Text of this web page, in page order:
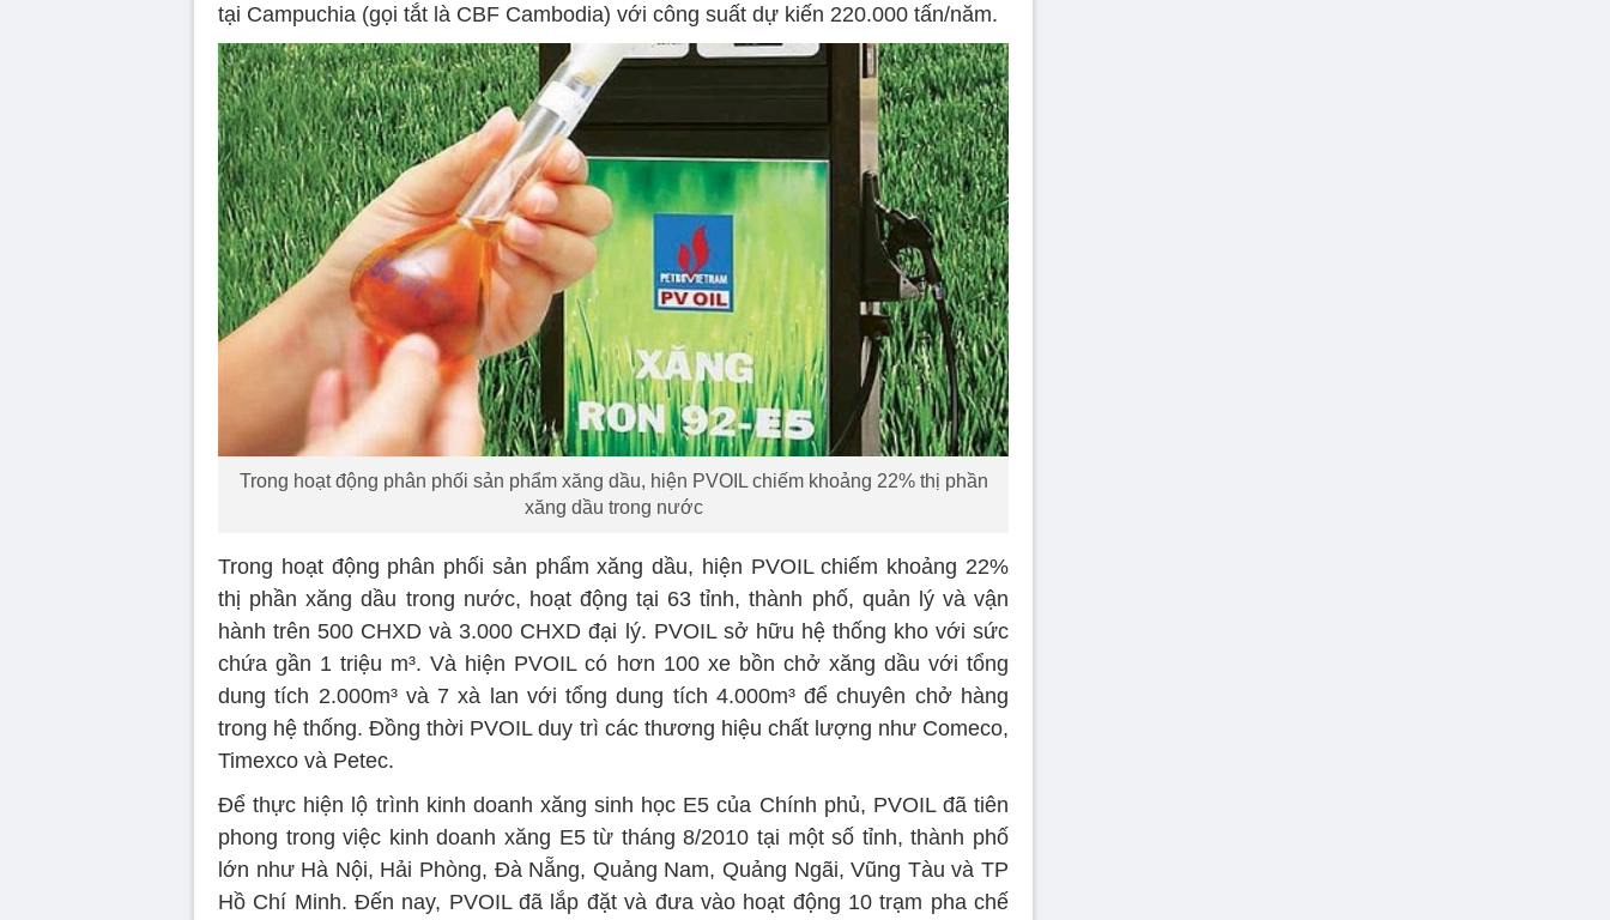
tại Campuchia (gọi tắt là CBF Cambodia) với công suất dự kiến 220.000 tấn/năm.
Trong hoạt động phân phối sản phẩm xăng dầu, hiện PVOIL chiếm khoảng 22% thị phần
xăng dầu trong nước
Trong hoạt động phân phối sản phẩm xăng dầu, hiện PVOIL chiếm khoảng 22%
thị phần xăng dầu trong nước, hoạt động tại 63 tỉnh, thành phố, quản lý và vận
hành trên 500 CHXD và 3.000 CHXD đại lý. PVOIL sở hữu hệ thống kho với sức
chứa gần 1 triệu m³. Và hiện PVOIL có hơn 100 xe bồn chở xăng dầu với tổng
dung tích 2.000m³ và 7 xà lan với tổng dung tích 4.000m³ để chuyên chở hàng
trong hệ thống. Đồng thời PVOIL duy trì các thương hiệu chất lượng như Comeco,
Timexco và Petec.
Để thực hiện lộ trình kinh doanh xăng sinh học E5 của Chính phủ, PVOIL đã tiên
phong trong việc kinh doanh xăng E5 từ tháng 8/2010 tại một số tỉnh, thành phố
lớn như Hà Nội, Hải Phòng, Đà Nẵng, Quảng Nam, Quảng Ngãi, Vũng Tàu và TP
Hồ Chí Minh. Đến nay, PVOIL đã lắp đặt và đưa vào hoạt động 10 trạm pha chế